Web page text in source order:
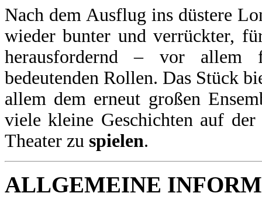
Nach dem Ausflug ins düstere
wieder bunter und verrückter,
herausfordernd – vor allem
bedeutenden Rollen. Das Stück
allem dem erneut großen
viele kleine Geschichten auf
Theater zu spielen.
ALLGEMEINE